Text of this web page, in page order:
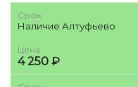
Срок
Наличие Алтуфьево
Цена
4 250 ₽